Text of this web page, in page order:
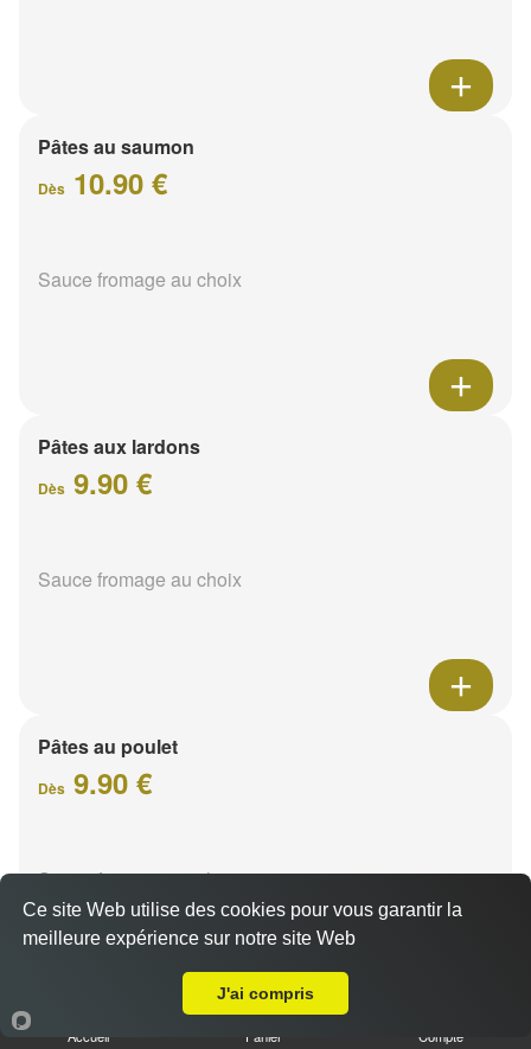
Pâtes au saumon
Dès 10.90 €
Sauce fromage au choix
Pâtes aux lardons
Dès 9.90 €
Sauce fromage au choix
Pâtes au poulet
Dès 9.90 €
Sauce fromage au choix
Accueil Panier Compte
Ce site Web utilise des cookies pour vous garantir la
meilleure expérience sur notre site Web
J'ai compris